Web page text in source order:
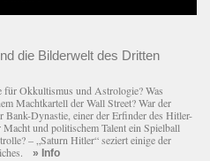
die Bilderwelt des Dritten
Okkultismus und Astrologie? Was
Macht­kartell der Wall Street? War der
Dynastie, einer der Erfinder des Hitler-
und politischem Talent ein Spielball
– „Saturn Hitler“ seziert einige der
» Info